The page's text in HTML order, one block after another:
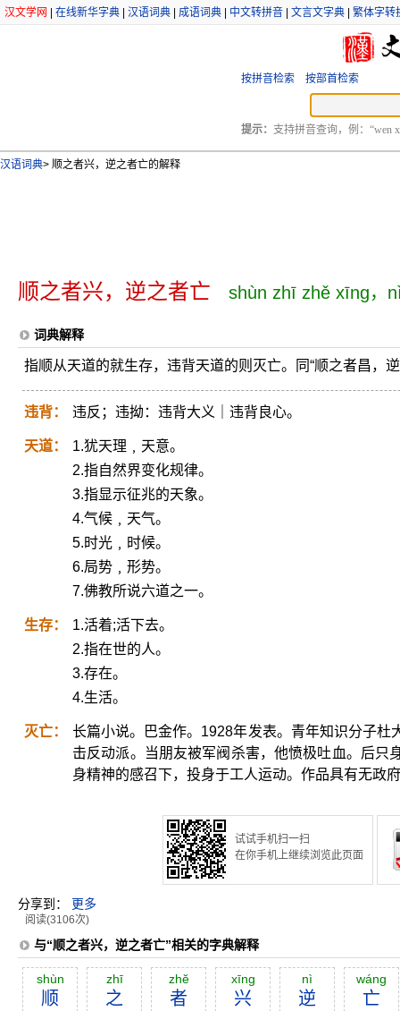
汉文学网 在线新华字典 汉语词典 成语词典 中文转拼音 文言文字典 繁体字转
按拼音检索 按部首检索
提示： 支持拼音查询，例：“wen
汉语词典> 顺之者兴，逆之者亡的解释
顺之者兴，逆之者亡 shùn zhī zhě xīng，
词典解释
指顺从天道的就生存，违背天道的则灭亡。同“顺之者昌，
违背： 违反；违拗：违背大义｜违背良心。
天道：
1.犹天理﹐天意。
2.指自然界变化规律。
3.指显示征兆的天象。
4.气候﹐天气。
5.时光﹐时候。
6.局势﹐形势。
7.佛教所说六道之一。
生存：
1.活着;活下去。
2.指在世的人。
3.存在。
4.生活。
灭亡：
长篇小说。巴金作。1928年发表。青年知识分子
击反动派。当朋友被军阀杀害，他愤极吐血。后只
身精神的感召下，投身于工人运动。作品具有无政
试试手机扫一扫
在你手机上继续浏览此页面
分享到： 更多
阅读(3106次)
与“顺之者兴，逆之者亡”相关的字典解释
shùn
顺
zhī
之
zhĕ
者
xīng
兴
nì
逆
wáng
亡